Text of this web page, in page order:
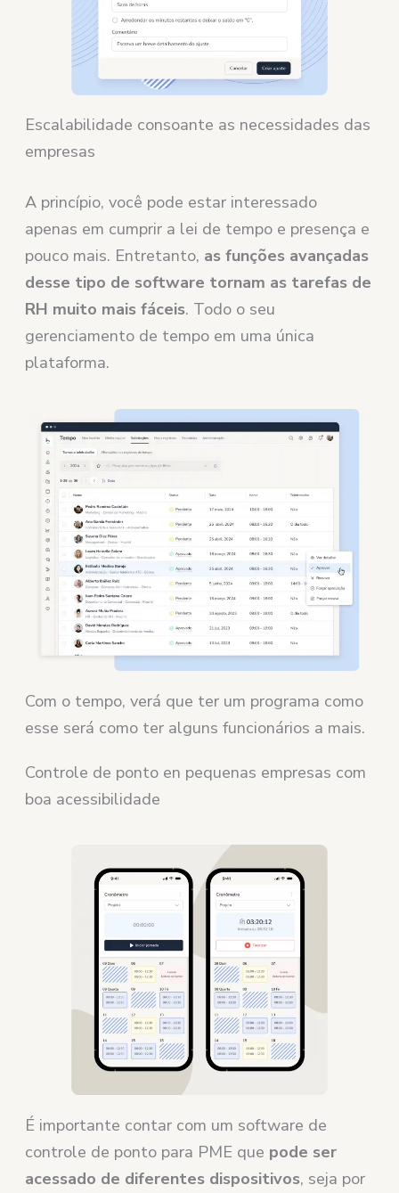
Escalabilidade consoante as necessidades das
empresas
A princípio, você pode estar interessado
apenas em cumprir a lei de tempo e presença e
pouco mais. Entretanto, as funções avançadas
desse tipo de software tornam as tarefas de
RH muito mais fáceis. Todo o seu
gerenciamento de tempo em uma única
plataforma.
Com o tempo, verá que ter um programa como
esse será como ter alguns funcionários a mais.
Controle de ponto en pequenas empresas com
boa acessibilidade
É importante contar com um software de
controle de ponto para PME que pode ser
acessado de diferentes dispositivos, seja por